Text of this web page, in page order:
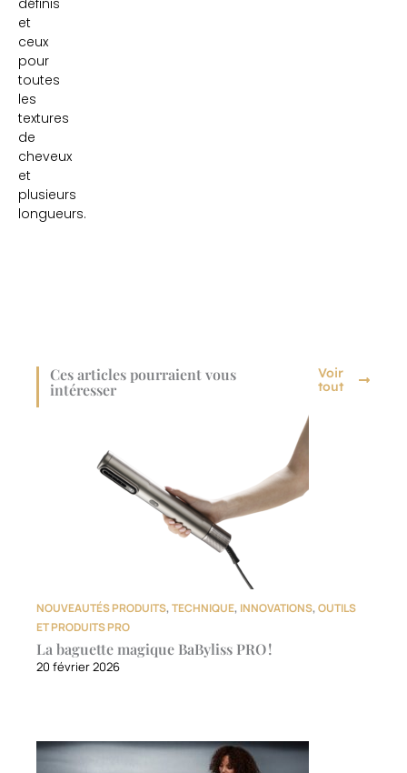
définis
et
ceux
pour
toutes
les
textures
de
cheveux
et
plusieurs
longueurs.
Ces articles pourraient vous
intéresser
Voir
tout
NOUVEAUTÉS PRODUITS,TECHNIQUE, INNOVATIONS,OUTILS
ET PRODUITS PRO
La baguette magique BaByliss PRO !
20 février 2026